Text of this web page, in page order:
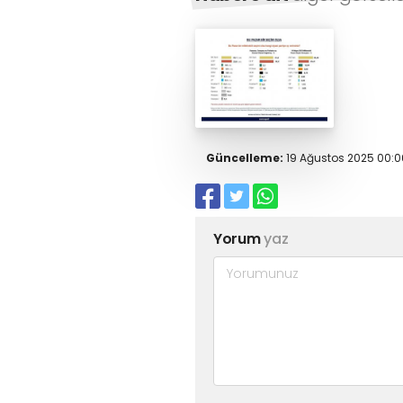
Güncelleme: 19 Ağustos 2025
Yorumyaz